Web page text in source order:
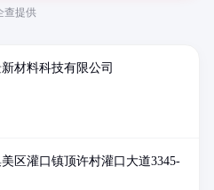
查提供
材料科技有限公司
区灌口镇顶许村灌口大道3345-